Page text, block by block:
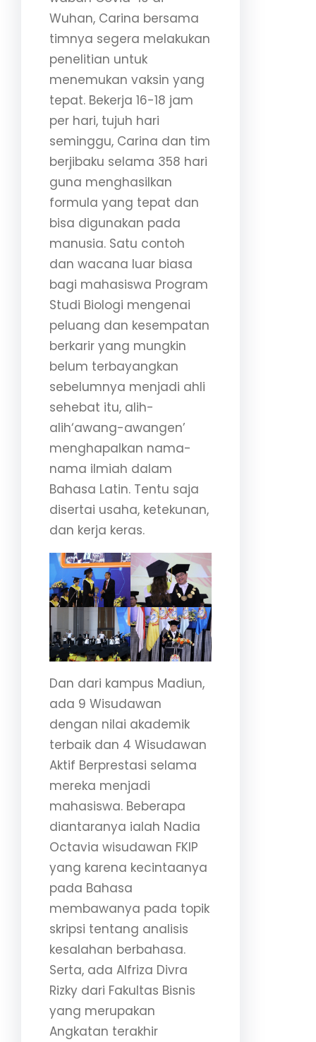
Wuhan, Carina bersama
timnya segera melakukan
penelitian untuk
menemukan vaksin yang
tepat. Bekerja 16-18 jam
per hari, tujuh hari
seminggu, Carina dan tim
berjibaku selama 358 hari
guna menghasilkan
formula yang tepat dan
bisa digunakan pada
manusia. Satu contoh
dan wacana luar biasa
bagi mahasiswa Program
Studi Biologi mengenai
peluang dan kesempatan
berkarir yang mungkin
belum terbayangkan
sebelumnya menjadi ahli
sehebat itu, alih-
alih‘awang-awangen’
menghapalkan nama-
nama ilmiah dalam
Bahasa Latin. Tentu saja
disertai usaha, ketekunan,
dan kerja keras.
Dan dari kampus Madiun,
ada 9 Wisudawan
dengan nilai akademik
terbaik dan 4 Wisudawan
Aktif Berprestasi selama
mereka menjadi
mahasiswa. Beberapa
diantaranya ialah Nadia
Octavia wisudawan FKIP
yang karena kecintaanya
pada Bahasa
membawanya pada topik
skripsi tentang analisis
kesalahan berbahasa.
Serta, ada Alfriza Divra
Rizky dari Fakultas Bisnis
yang merupakan
Angkatan terakhir